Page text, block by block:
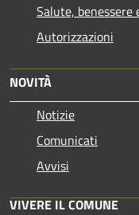
Salute, benessere
Autorizzazioni
NOVITÀ
Notizie
Comunicati
Avvisi
VIVERE IL COMUNE